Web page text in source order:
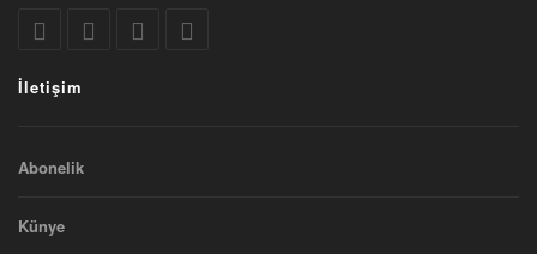
İletişim
Abonelik
Künye